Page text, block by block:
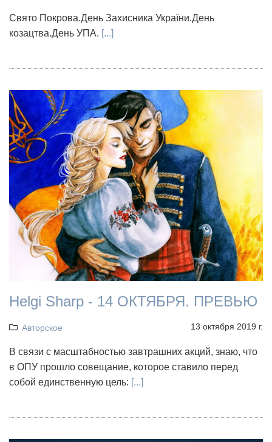
Свято Покрова.День Захисника України.День
козацтва.День УПА. [...]
Helgi Sharp - 14 ОКТЯБРЯ. ПРЕВЬЮ
Авторское 13 октября 2019 г.
В связи с масштабностью завтрашних акций, знаю, что
в ОПУ прошло совещание, которое ставило перед
собой единственную цель: [...]